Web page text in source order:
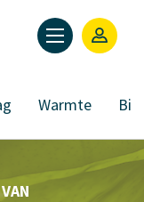
Warmte Bio